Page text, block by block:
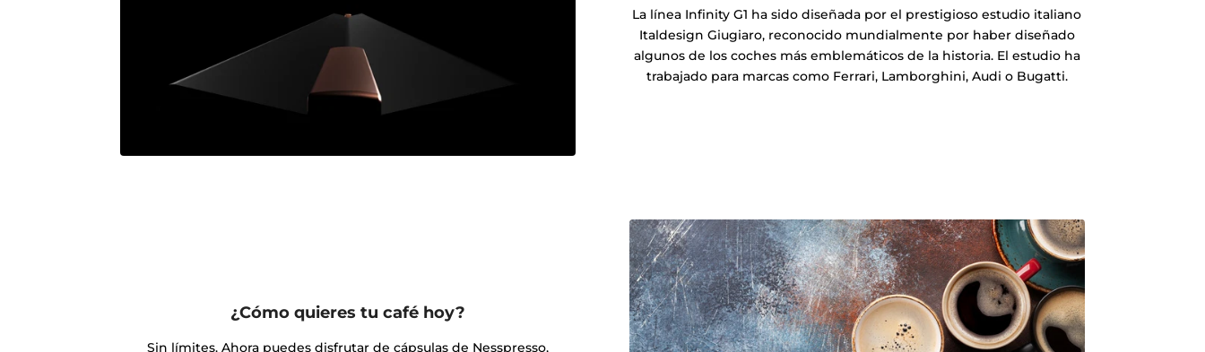
La línea Infinity G1 ha sido diseñada por el prestigioso estudio italiano
Italdesign Giugiaro, reconocido mundialmente por haber diseñado
algunos de los coches más emblemáticos de la historia. El estudio ha
trabajado para marcas como Ferrari, Lamborghini, Audi o Bugatti.
¿Cómo quieres tu café hoy?
Sin límites. Ahora puedes disfrutar de cápsulas de Nesspresso,